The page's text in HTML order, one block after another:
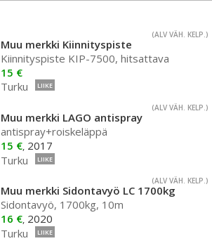
(ALV VÄH. KELP.)
Muu merkki Kiinnityspiste
Kiinnityspiste KIP-7500, hitsattava
15 €
Turku
LIIKE
(ALV VÄH. KELP.)
Muu merkki LAGO antispray
antispray+roiskeläppä
15 €, 2017
Turku
LIIKE
(ALV VÄH. KELP.)
Muu merkki Sidontavyö LC 1700kg
Sidontavyö, 1700kg, 10m
16 €, 2020
Turku
LIIKE